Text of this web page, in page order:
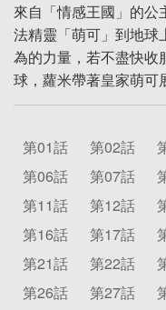
來自「情感王國」的
法精靈「萌可」到地球
為的力量，若不盡快收
球，蘿米帶著皇家萌可
第01話 第02話
第06話
第07話
第11話
第12話
第16話
第17話
第21話
第22話
第26話
第27話